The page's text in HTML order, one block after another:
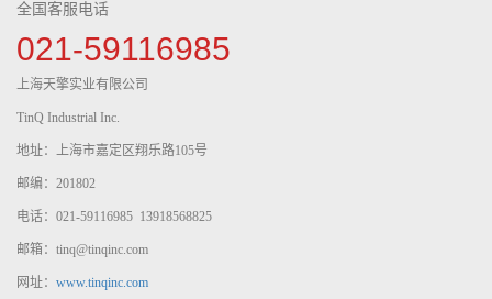
全国客服电话
021-59116985
上海天擎实业有限公司
TinQ Industrial Inc.
地址：上海市嘉定区翔乐路105号
邮编：201802
电话：021-59116985 13918568825
邮箱：tinq@tinqinc.com
网址： www.tinqinc.com